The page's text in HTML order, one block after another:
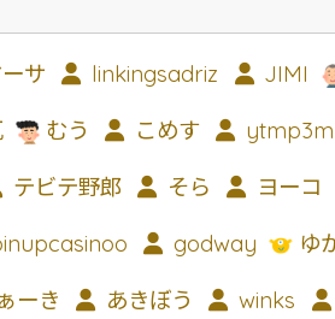
サ linkingsadriz JIMI
むう こめす
テビテ野郎 そら ヨーコ
godway ゆ
ーき あきぼう winks